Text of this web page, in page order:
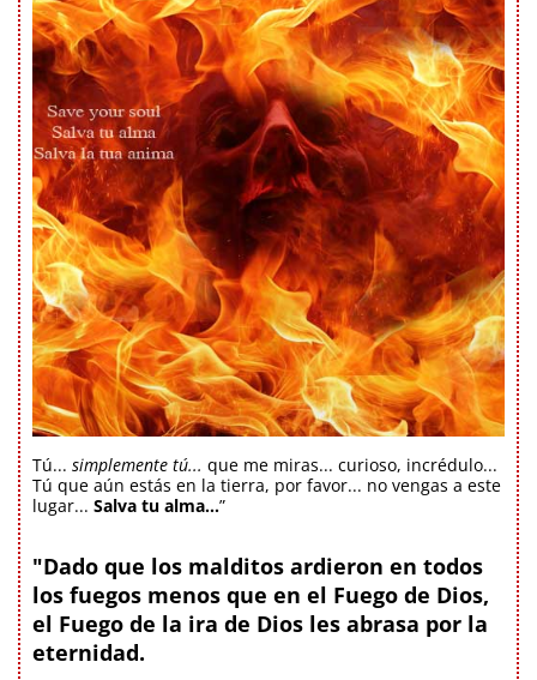
Tú... simplemente tú... que me miras... curioso, incrédulo...
Tú que aún estás en la tierra, por favor... no vengas a este
lugar... Salva tu alma...”
"Dado que los malditos ardieron en todos
los fuegos menos que en el Fuego de Dios,
el Fuego de la ira de Dios les abrasa por la
eternidad.